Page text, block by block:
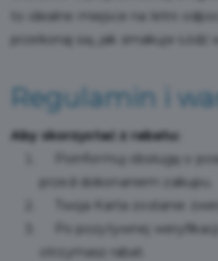
to idealne miejsce na letni
przekonaj się, jak smakuje Łódź
Regulamin i
Aby skorzystać z rabatu:
Poinformuj obsługę o
przed dokonaniem zakupu.
Twoja Karta zostanie
Po pozytywnej weryfikacji
otrzymasz rabat.